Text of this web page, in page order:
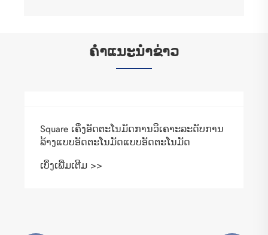
ຄໍາແນະນໍາຂ່າວ
Square ເຄິ່ງອັດຕະໂນມັດການວິເຄາະລະດັບການ
ລ້າງແບບອັດຕະໂນມັດແບບອັດຕະໂນມັດ
ເບິ່ງເພີ່ມເຕີມ >>